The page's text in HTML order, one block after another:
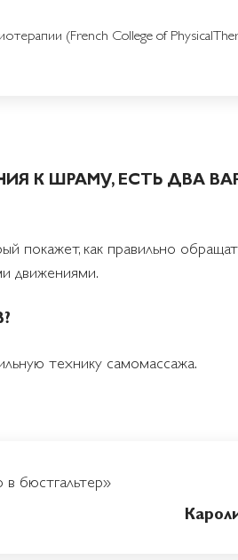
(French College of
К ШРАМУ, ЕСТЬ ДВА
покажет, как правильно
движениями.
технику самомассажа.
бюстгальтер»